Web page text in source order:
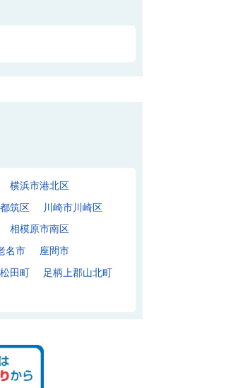
横浜市港北区
筑区
川崎市川崎区
相模原市南区
名市
座間市
田町
足柄上郡山北町